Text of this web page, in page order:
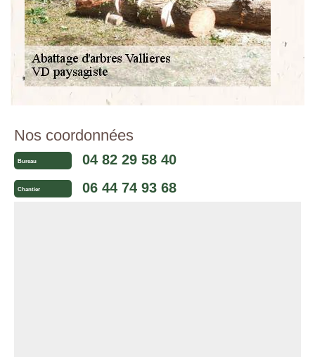
Nos coordonnées
Bureau 04 82 29 58 40
Chantier 06 44 74 93 68